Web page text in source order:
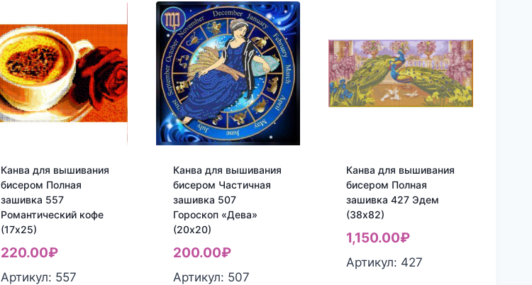
Канва для вышивания
бисером Полная
зашивка 557
Романтический кофе
(17х25)
220.00₽
Артикул: 557
Канва для вышивания
бисером Частичная
зашивка 507
Гороскоп «Дева»
(20х20)
200.00₽
Артикул: 507
Канва для вышивания
бисером Полная
зашивка 427 Эдем
(38х82)
1,150.00₽
Артикул: 427